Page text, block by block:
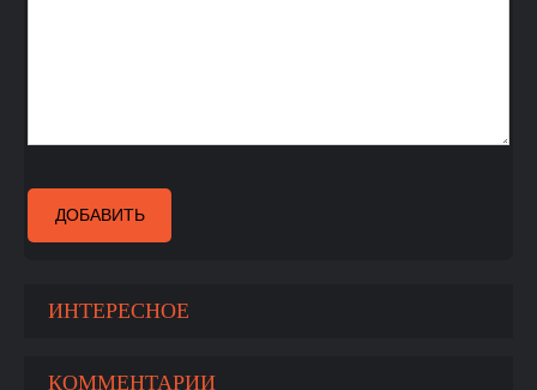
ДОБАВИТЬ
ИНТЕРЕСНОЕ
КОММЕНТАРИИ